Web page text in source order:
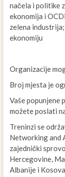
načela i politike
ekonomija i
zelena
ekonomiju
Organizacije
Broj mjesta je
Vaše popunjene
možete poslati
Treninzi se
Networking and
zajednički
Hercegovine,
Albanije i